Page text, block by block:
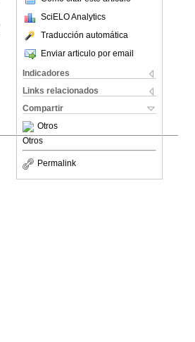
SciELO Analytics
Traducción automática
Enviar articulo por email
Indicadores
Links relacionados
Compartir
Otros
Otros
Permalink